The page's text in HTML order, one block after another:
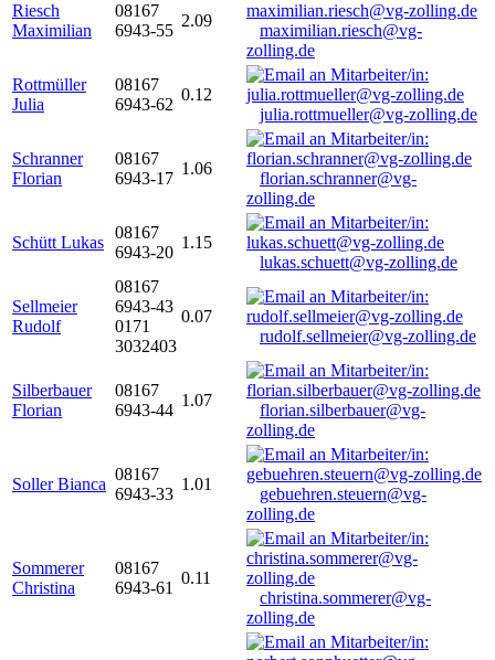
Riesch
Maximilian
08167
6943-55
2.09
maximilian.riesch@vg-
zolling.de
Rottmüller
Julia
08167
6943-62
0.12
julia.rottmueller@vg-zolling.de
Schranner
Florian
08167
6943-17
1.06
florian.schranner@vg-
zolling.de
Schütt Lukas
08167
6943-20
1.15
lukas.schuett@vg-zolling.de
Sellmeier
Rudolf
08167
6943-43
0171
3032403
0.07
rudolf.sellmeier@vg-zolling.de
Silberbauer
Florian
08167
6943-44
1.07
florian.silberbauer@vg-
zolling.de
Soller Bianca
08167
6943-33
1.01
gebuehren.steuern@vg-
zolling.de
Sommerer
Christina
08167
6943-61
0.11
christina.sommerer@vg-
zolling.de